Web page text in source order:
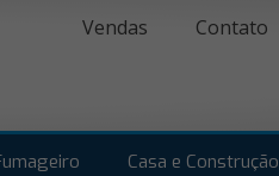
Vendas Contato
Casa e Construção